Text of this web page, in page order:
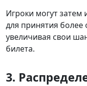
Игроки могут
для принятия
увеличивая свои
билета.
3.